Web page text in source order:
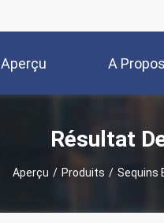
Aperçu A
Résultat
Aperçu / Produits / Sequins